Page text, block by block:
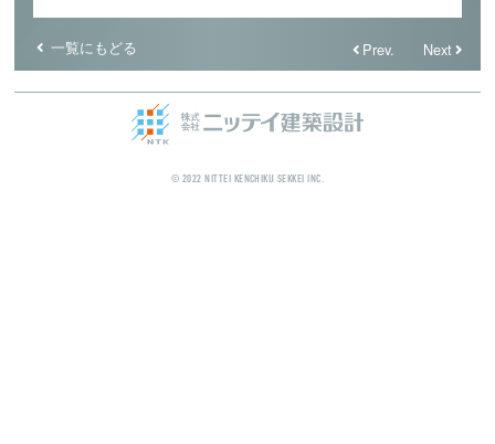
一覧にもどる Prev. Next
© 2022 NITTEI KENCHIKU SEKKEI INC.